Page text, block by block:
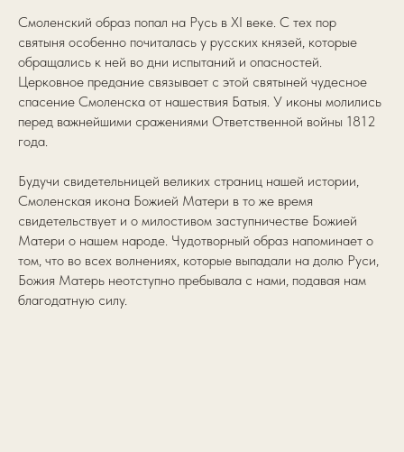
Смоленский образ попал на Русь в XI веке. С тех пор
святыня особенно почиталась у русских князей, которые
обращались к ней во дни испытаний и опасностей.
Церковное предание связывает с этой святыней чудесное
спасение Смоленска от нашествия Батыя. У иконы молились
перед важнейшими сражениями Ответственной войны 1812
года.
Будучи свидетельницей великих страниц нашей истории,
Смоленская икона Божией Матери в то же время
свидетельствует и о милостивом заступничестве Божией
Матери о нашем народе. Чудотворный образ напоминает о
том, что во всех волнениях, которые выпадали на долю Руси,
Божия Матерь неотступно пребывала с нами, подавая нам
благодатную силу.